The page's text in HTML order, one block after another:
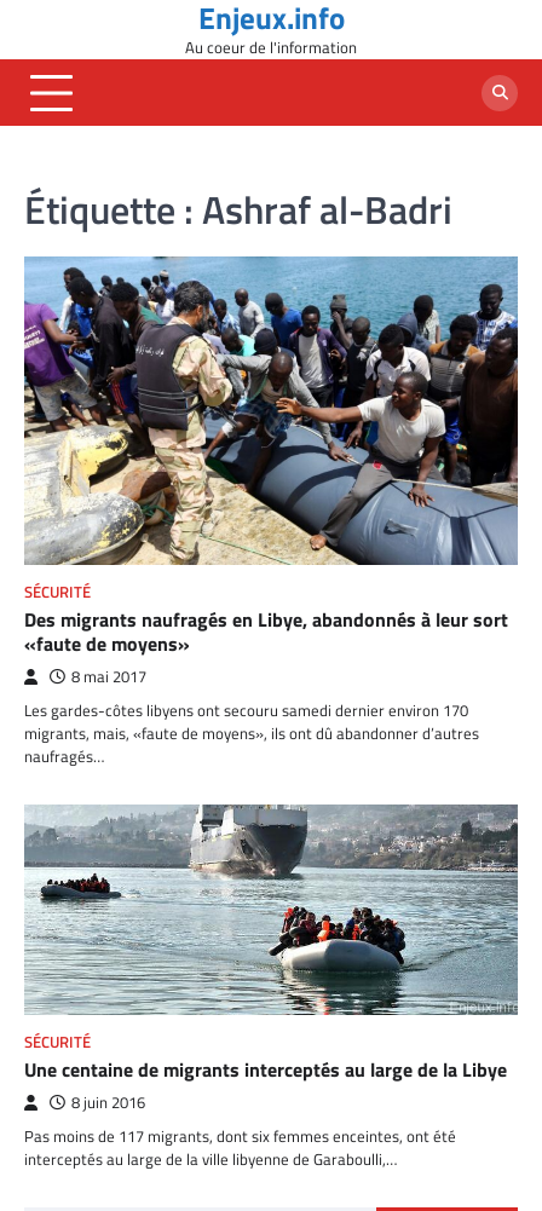
content
Enjeux.info
Au coeur de l'information
Étiquette :Ashraf al-Badri
SÉCURITÉ
Des migrants naufragés en Libye, abandonnés à leur sort
«faute de moyens»
8 mai 2017
Les gardes-côtes libyens ont secouru samedi dernier environ 170
migrants, mais, «faute de moyens», ils ont dû abandonner d’autres
naufragés…
SÉCURITÉ
Une centaine de migrants interceptés au large de la Libye
8 juin 2016
Pas moins de 117 migrants, dont six femmes enceintes, ont été
interceptés au large de la ville libyenne de Garaboulli,…